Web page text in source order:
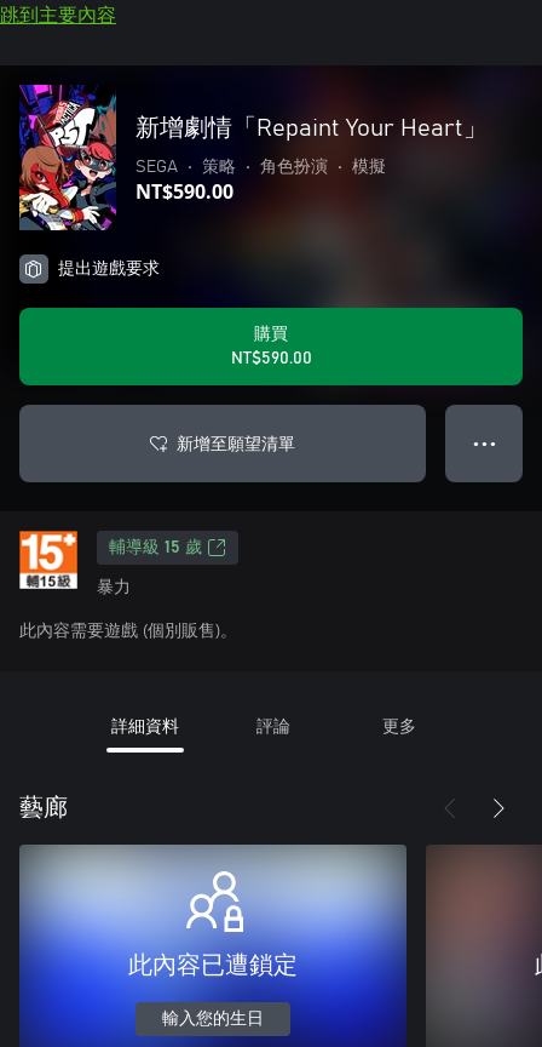
跳到主要內容
新增劇情「Repaint Your Heart」
SEGA • 策略 • 角色扮演 • 模擬
NT$590.00
提出遊戲要求
購買
NT$590.00
新增至願望清單 ● ● ●
輔導級 15 歲
暴力
此內容需要遊戲 (個別販售)。
詳細資料 評論 更多
藝廊
此內容已遭鎖定
輸入您的生日